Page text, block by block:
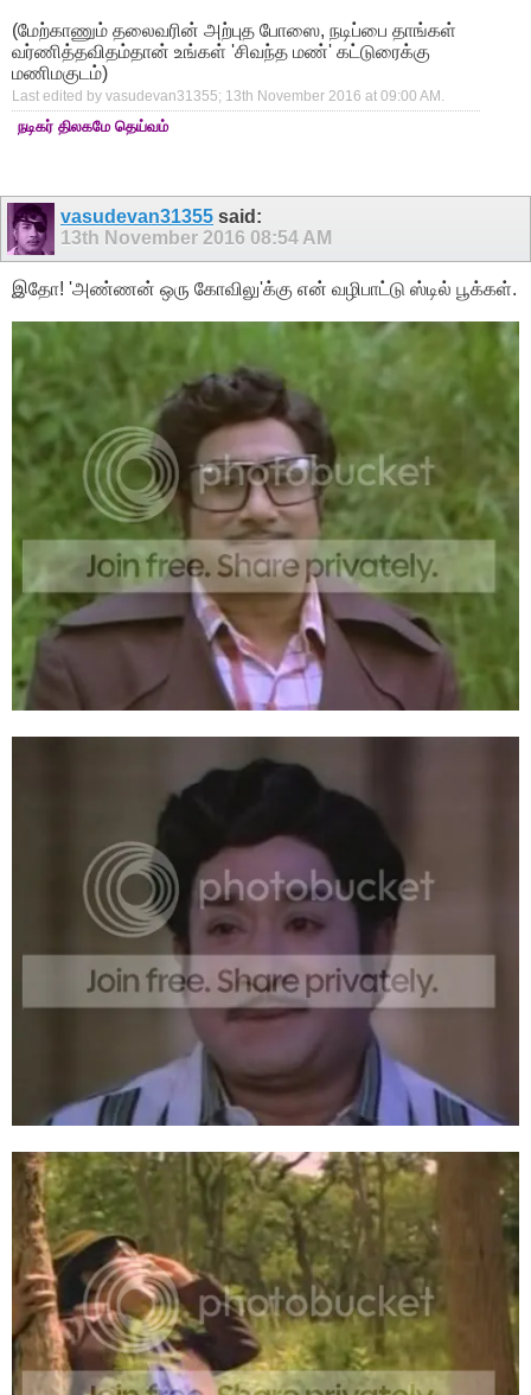
(மேற்காணும் தலைவரின் அற்புத போஸை, நடிப்பை தாங்கள்
வர்ணித்தவிதம்தான் உங்கள் 'சிவந்த மண்' கட்டுரைக்கு
மணிமகுடம்)
Last edited by vasudevan31355; 13th November 2016 at 09:00 AM .
நடிகர் திலகமே தெய்வம்
vasudevan31355 said:
13th November 2016 08:54 AM
இதோ! 'அண்ணன் ஒரு கோவிலு'க்கு என் வழிபாட்டு ஸ்டில் பூக்கள்.